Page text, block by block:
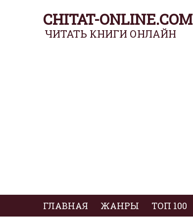
CHITAT-ONLINE.COM
ЧИТАТЬ КНИГИ ОНЛАЙН
ГЛАВНАЯ ЖАНРЫ ТОП 100